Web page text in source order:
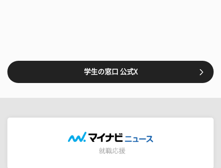
学生の窓口 公式X